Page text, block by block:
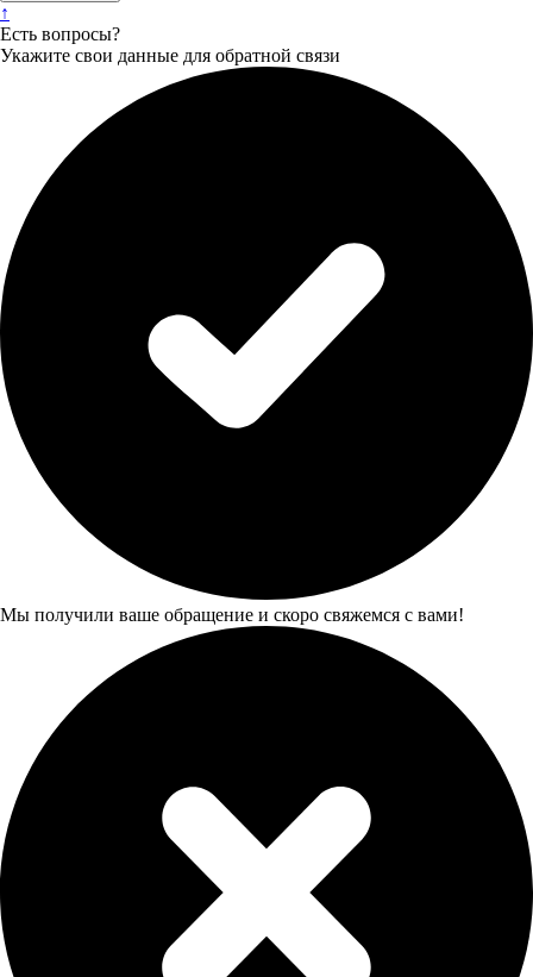
↑
Есть вопросы?
Укажите свои данные для обратной связи
Мы получили ваше обращение и скоро свяжемся с вами!